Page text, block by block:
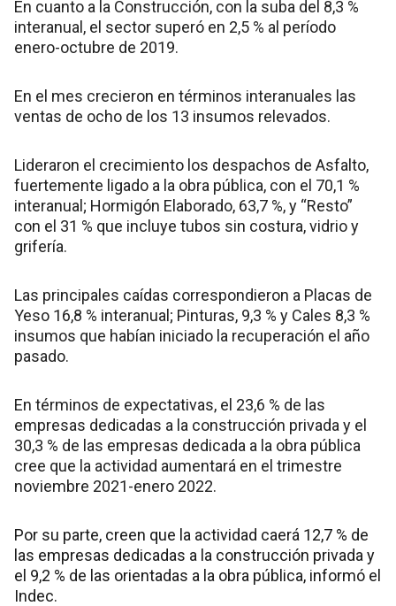
En cuanto a la Construcción, con la suba del 8,3 %
interanual, el sector superó en 2,5 % al período
enero-octubre de 2019.
En el mes crecieron en términos interanuales las
ventas de ocho de los 13 insumos relevados.
Lideraron el crecimiento los despachos de Asfalto,
fuertemente ligado a la obra pública, con el 70,1 %
interanual; Hormigón Elaborado, 63,7 %, y “Resto”
con el 31 % que incluye tubos sin costura, vidrio y
grifería.
Las principales caídas correspondieron a Placas de
Yeso 16,8 % interanual; Pinturas, 9,3 % y Cales 8,3 %
insumos que habían iniciado la recuperación el año
pasado.
En términos de expectativas, el 23,6 % de las
empresas dedicadas a la construcción privada y el
30,3 % de las empresas dedicada a la obra pública
cree que la actividad aumentará en el trimestre
noviembre 2021-enero 2022.
Por su parte, creen que la actividad caerá 12,7 % de
las empresas dedicadas a la construcción privada y
el 9,2 % de las orientadas a la obra pública, informó el
Indec.